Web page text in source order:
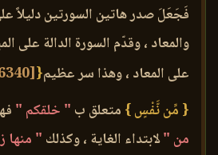
فَجَعَلَ صدر هاتين السورتين دليلاً
والمعاد ، وقدّم السورة الدالة على
على المعاد ، وهذا سر عظيم{
[6340]
{ مِّن نَّفْسٍ } متعلق ب " خلقكم "
من "لابتداء الغاية ، وكذلك " منها